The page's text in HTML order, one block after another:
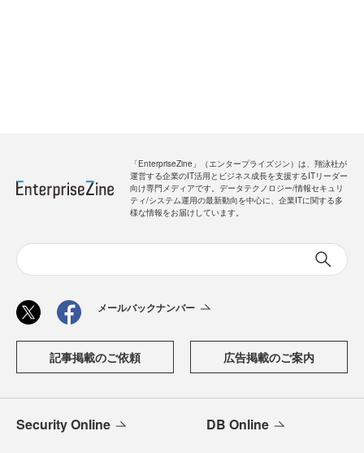
「EnterpriseZine」（エンタープライズジン）は、翔泳社が
運営する企業のIT活用とビジネス成長を支援するITリーダー
向け専門メディアです。データテクノロジー/情報セキュリ
ティ/システム運用の最新動向を中心に、企業ITに関する多
様な情報をお届けしています。
メールバックナンバー
記事掲載のご依頼 広告掲載のご案内
Security Online DB Online